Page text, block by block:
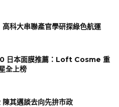
科大串聯產官學研探綠色航運
日本面膜推薦：Loft Cosme 重
全上榜
其邁談去向先拚市政